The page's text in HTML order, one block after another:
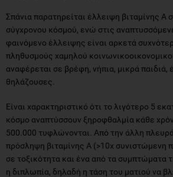
Σπάνια παρατηρείται έλλειψη βιταμίνης Α
σύγχρονου κόσμού, ενώ στις
φαινόμενο έλλειψης είναι αρκετά
πληθυσμούς χαμηλού
αναφέρεται σε βρέφη, νήπια, μικρά παιδιά,
θηλάζουσες.
Είναι χαρακτηριστικό ότι το λιγότερο 5
κόσμο αναπτύσσουν ξηροφθαλμία κάθε
500.000 τυφλώνονται. Από την άλλη
πρόσληψη βιταμίνης Α (>10χ συνιστώμενη
σε τοξικότητα και ένα από τα συμπτώματα
η διπλωπία, δηλαδή η τάση του ματιού να